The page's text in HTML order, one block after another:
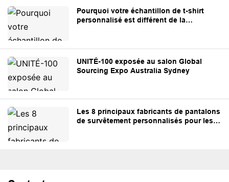
Pourquoi votre échantillon de t-shirt
personnalisé est différent de la
UNITÉ-100 exposée au salon Global
Sourcing Expo Australia Sydney
Les 8 principaux fabricants de pantalons
de survêtement personnalisés pour les